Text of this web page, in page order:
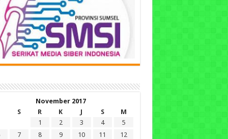
November 2017
S R K J S
M
1
2 3 4
5
7 8 9 10 11
12